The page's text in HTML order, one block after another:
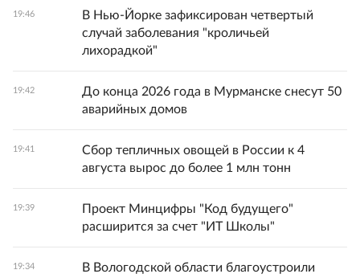
19:46
В Нью-Йорке зафиксирован четвертый
случай заболевания "кроличьей
лихорадкой"
19:42
До конца 2026 года в Мурманске снесут 50
аварийных домов
19:41
Сбор тепличных овощей в России к 4
августа вырос до более 1 млн тонн
19:39
Проект Минцифры "Код будущего"
расширится за счет "ИТ Школы"
19:34
В Вологодской области благоустроили